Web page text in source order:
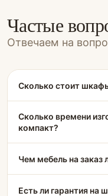
Частые
Отвечаем на
Сколько стоит
Сколько времени
компакт?
Чем мебель на заказ
Есть ли гарантия на